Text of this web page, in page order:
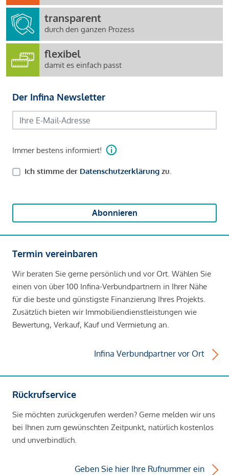
transparent
durch den ganzen Prozess
flexibel
damit es einfach passt
Der Infina Newsletter
Immer bestens informiert!
Ich stimme der Datenschutzerklärung zu.
Abonnieren
Termin vereinbaren
Wir beraten Sie gerne persönlich und vor Ort. Wählen Sie
einen von über 100 Infina-Verbundpartnern in Ihrer Nähe
für die beste und günstigste Finanzierung Ihres Projekts.
Zusätzlich bieten wir Immobiliendienstleistungen wie
Bewertung, Verkauf, Kauf und Vermietung an.
Infina Verbundpartner vor Ort
Rückrufservice
Sie möchten zurückgerufen werden? Gerne melden wir uns
bei Ihnen zum gewünschten Zeitpunkt, natürlich kostenlos
und unverbindlich.
Geben Sie hier Ihre Rufnummer ein